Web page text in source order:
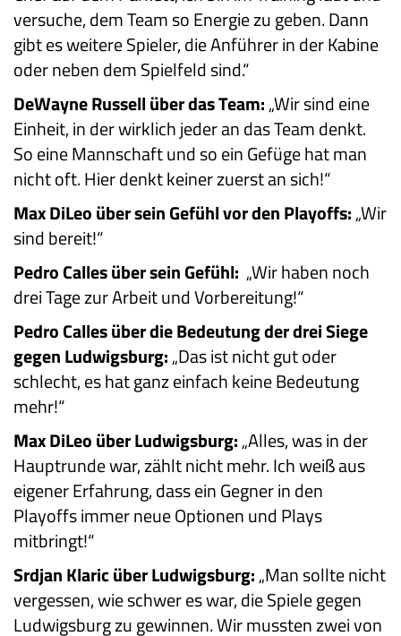
versuche, dem Team so Energie zu geben. Dann
gibt es weitere Spieler, die Anführer in der Kabine
oder neben dem Spielfeld sind.“
DeWayne Russell über das Team:„Wir sind eine
Einheit, in der wirklich jeder an das Team denkt.
So eine Mannschaft und so ein Gefüge hat man
nicht oft. Hier denkt keiner zuerst an sich!“
Max DiLeo über sein Gefühl vor den Playoffs:„Wir
sind bereit!“
Pedro Calles über sein Gefühl: „Wir haben noch
drei Tage zur Arbeit und Vorbereitung!“
Pedro Calles über die Bedeutung der drei Siege
gegen Ludwigsburg:„Das ist nicht gut oder
schlecht, es hat ganz einfach keine Bedeutung
mehr!“
Max DiLeo über Ludwigsburg:„Alles, was in der
Hauptrunde war, zählt nicht mehr. Ich weiß aus
eigener Erfahrung, dass ein Gegner in den
Playoffs immer neue Optionen und Plays
mitbringt!“
Srdjan Klaric über Ludwigsburg:„Man sollte nicht
vergessen, wie schwer es war, die Spiele gegen
Ludwigsburg zu gewinnen. Wir mussten zwei von